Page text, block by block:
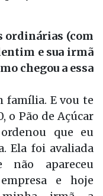
ordinárias (com
e sua irmã
chegou a essa
família. E vou te
o Pão de Açúcar
que eu
Ela foi avaliada
apareceu
e hoje